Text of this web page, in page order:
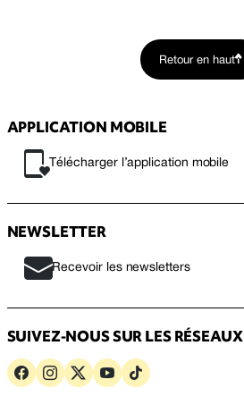
Retour en haut
APPLICATION MOBILE
Télécharger l’application mobile
NEWSLETTER
Recevoir les newsletters
SUIVEZ-NOUS SUR LES RÉSEAUX